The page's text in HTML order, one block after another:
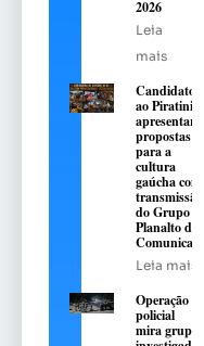
2026
Leia
mais
Candidatos
ao Piratini
apresentarão
propostas
para a
cultura
gaúcha com
transmissão
do Grupo
Planalto de
Comunicação
Leia mais
Operação
policial
mira grupo